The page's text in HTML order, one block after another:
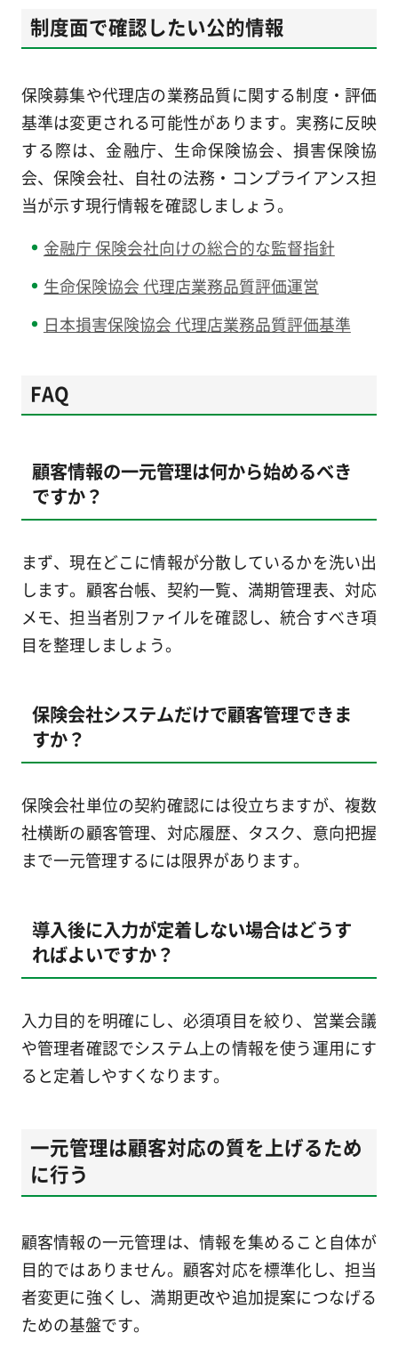
制度面で確認したい公的情報
保険募集や代理店の業務品質に関する制度・評価
基準は変更される可能性があります。実務に反映
する際は、金融庁、生命保険協会、損害保険協
会、保険会社、自社の法務・コンプライアンス担
当が示す現行情報を確認しましょう。
金融庁 保険会社向けの総合的な監督指針
生命保険協会 代理店業務品質評価運営
日本損害保険協会 代理店業務品質評価基準
FAQ
顧客情報の一元管理は何から始めるべき
ですか？
まず、現在どこに情報が分散しているかを洗い出
します。顧客台帳、契約一覧、満期管理表、対応
メモ、担当者別ファイルを確認し、統合すべき項
目を整理しましょう。
保険会社システムだけで顧客管理できま
すか？
保険会社単位の契約確認には役立ちますが、複数
社横断の顧客管理、対応履歴、タスク、意向把握
まで一元管理するには限界があります。
導入後に入力が定着しない場合はどうす
ればよいですか？
入力目的を明確にし、必須項目を絞り、営業会議
や管理者確認でシステム上の情報を使う運用にす
ると定着しやすくなります。
一元管理は顧客対応の質を上げるため
に行う
顧客情報の一元管理は、情報を集めること自体が
目的ではありません。顧客対応を標準化し、担当
者変更に強くし、満期更改や追加提案につなげる
ための基盤です。